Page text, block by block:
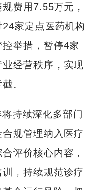
费用7.55万元，
家定点医药机构
举措，暂停4家
经营秩序，实现
。
持续深化多部门
规管理纳入医疗
评价核心内容，
，持续规范诊疗